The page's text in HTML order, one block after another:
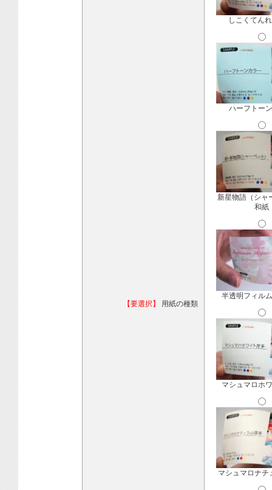
【要選択】 用紙の種類
しこくてん
ハーフトー
新星物語（シャ
和紙
半透明フィル
マシュマロホ
マシュマロナチ